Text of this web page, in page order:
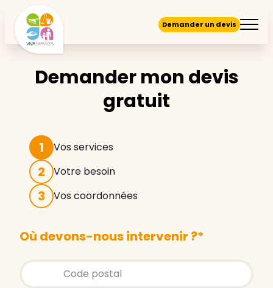
Demander un devis
Demander mon devis
gratuit
1 Vos services
2 Votre besoin
3 Vos coordonnées
Où devons-nous intervenir ?*
Store locator global - Autocompletion
Rechercher